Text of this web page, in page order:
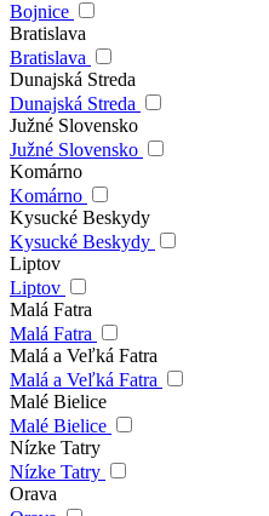
Bojnice
Bratislava
Bratislava
Dunajská Streda
Dunajská Streda
Južné Slovensko
Južné Slovensko
Komárno
Komárno
Kysucké Beskydy
Kysucké Beskydy
Liptov
Liptov
Malá Fatra
Malá Fatra
Malá a Veľká Fatra
Malá a Veľká Fatra
Malé Bielice
Malé Bielice
Nízke Tatry
Nízke Tatry
Orava